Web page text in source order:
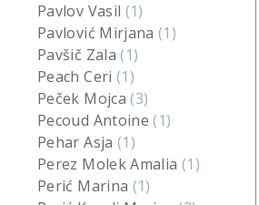
Pavlov Vasil (1)
Pavlović Mirjana(1)
Pavšič Zala(1)
Peach Ceri (1)
Peček Mojca(3)
Pecoud Antoine(1)
Pehar Asja (1)
Perez Molek Amalia (1)
Perić Marina (1)